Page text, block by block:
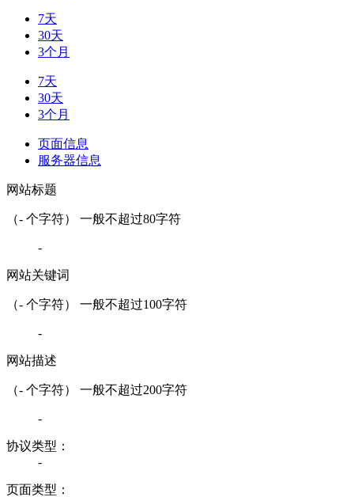
7天
30天
3个月
7天
30天
3个月
页面信息
服务器信息
网站标题
（- 个字符） 一般不超过80字符
-
网站关键词
（- 个字符） 一般不超过100字符
-
网站描述
（- 个字符） 一般不超过200字符
-
协议类型：
-
页面类型：